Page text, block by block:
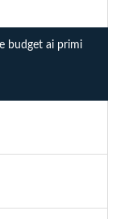
budget ai primi